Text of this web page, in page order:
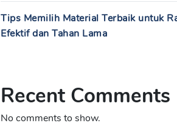
Tips Memilih Material Terbaik untuk
Efektif dan Tahan Lama
Recent Comments
No comments to show.